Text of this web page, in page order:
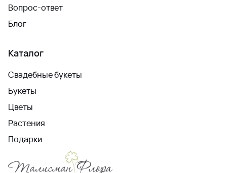
Вопрос-ответ
Блог
Каталог
Свадебные букеты
Букеты
Цветы
Растения
Подарки